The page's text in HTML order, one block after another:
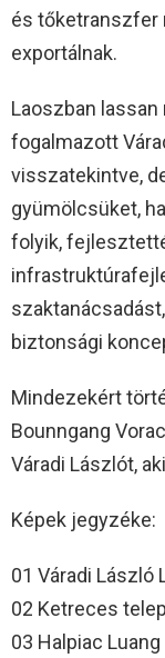
és tőketranszfer
exportálnak.
Laoszban
fogalmazott
visszatekintve,
gyümölcsüket,
folyik,
biztonsági
Mindezekért
Bounngang
Váradi Lászlót,
Képek jegyzéke:
01 Váradi László
02 Ketreces
03 Halpiac